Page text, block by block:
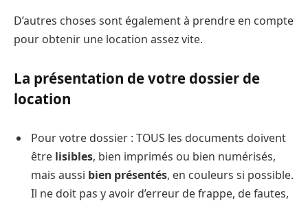
D’autres choses sont également à prendre en compte
pour obtenir une location assez vite.
La présentation de votre dossier de
location
Pour votre dossier : TOUS les documents doivent
être lisibles, bien imprimés ou bien numérisés,
mais aussi bien présentés, en couleurs si possible.
Il ne doit pas y avoir d’erreur de frappe, de fautes,